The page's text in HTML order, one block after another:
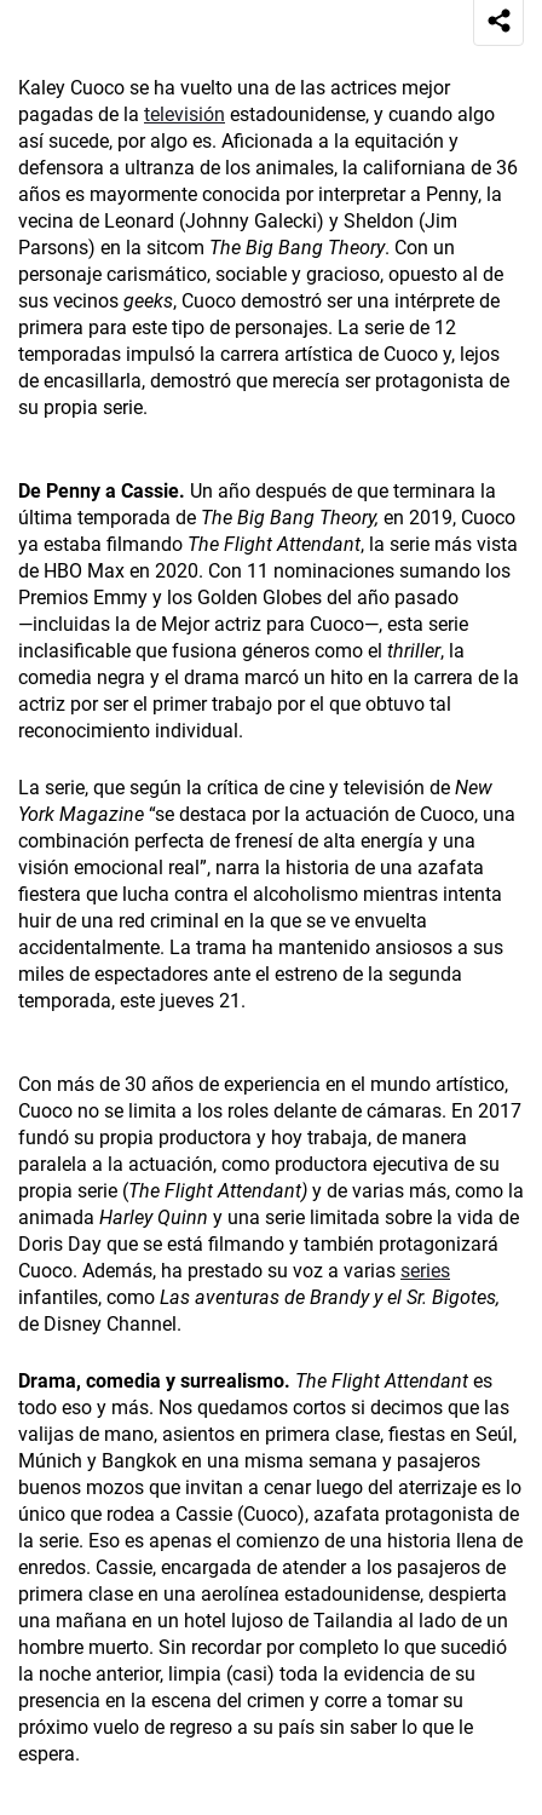
Kaley Cuoco se ha vuelto una de las actrices mejor
pagadas de la televisión estadounidense, y cuando algo
así sucede, por algo es. Aficionada a la equitación y
defensora a ultranza de los animales, la californiana de 36
años es mayormente conocida por interpretar a Penny, la
vecina de Leonard (Johnny Galecki) y Sheldon (Jim
Parsons) en la sitcom The Big Bang Theory. Con un
personaje carismático, sociable y gracioso, opuesto al de
sus vecinos geeks, Cuoco demostró ser una intérprete de
primera para este tipo de personajes. La serie de 12
temporadas impulsó la carrera artística de Cuoco y, lejos
de encasillarla, demostró que merecía ser protagonista de
su propia serie.
De Penny a Cassie. Un año después de que terminara la
última temporada de The Big Bang Theory, en 2019, Cuoco
ya estaba filmando The Flight Attendant, la serie más vista
de HBO Max en 2020. Con 11 nominaciones sumando los
Premios Emmy y los Golden Globes del año pasado
—incluidas la de Mejor actriz para Cuoco—, esta serie
inclasificable que fusiona géneros como el thriller, la
comedia negra y el drama marcó un hito en la carrera de la
actriz por ser el primer trabajo por el que obtuvo tal
reconocimiento individual.
La serie, que según la crítica de cine y televisión de New
York Magazine “se destaca por la actuación de Cuoco, una
combinación perfecta de frenesí de alta energía y una
visión emocional real”, narra la historia de una azafata
fiestera que lucha contra el alcoholismo mientras intenta
huir de una red criminal en la que se ve envuelta
accidentalmente. La trama ha mantenido ansiosos a sus
miles de espectadores ante el estreno de la segunda
temporada, este jueves 21.
Con más de 30 años de experiencia en el mundo artístico,
Cuoco no se limita a los roles delante de cámaras. En 2017
fundó su propia productora y hoy trabaja, de manera
paralela a la actuación, como productora ejecutiva de su
propia serie (The Flight Attendant) y de varias más, como la
animada Harley Quinn y una serie limitada sobre la vida de
Doris Day que se está filmando y también protagonizará
Cuoco. Además, ha prestado su voz a varias series
infantiles, como Las aventuras de Brandy y el Sr. Bigotes,
de Disney Channel.
Drama, comedia y surrealismo. The Flight Attendant es
todo eso y más. Nos quedamos cortos si decimos que las
valijas de mano, asientos en primera clase, fiestas en Seúl,
Múnich y Bangkok en una misma semana y pasajeros
buenos mozos que invitan a cenar luego del aterrizaje es lo
único que rodea a Cassie (Cuoco), azafata protagonista de
la serie. Eso es apenas el comienzo de una historia llena de
enredos. Cassie, encargada de atender a los pasajeros de
primera clase en una aerolínea estadounidense, despierta
una mañana en un hotel lujoso de Tailandia al lado de un
hombre muerto. Sin recordar por completo lo que sucedió
la noche anterior, limpia (casi) toda la evidencia de su
presencia en la escena del crimen y corre a tomar su
próximo vuelo de regreso a su país sin saber lo que le
espera.